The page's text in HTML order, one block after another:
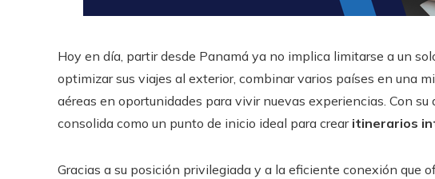
Hoy en día, partir desde Panamá ya no implica limitarse a un
optimizar sus viajes al exterior, combinar varios países en una
aéreas en oportunidades para vivir nuevas experiencias. Con
consolida como un punto de inicio ideal para crear itinerarios
Gracias a su posición privilegiada y a la eficiente conexión que